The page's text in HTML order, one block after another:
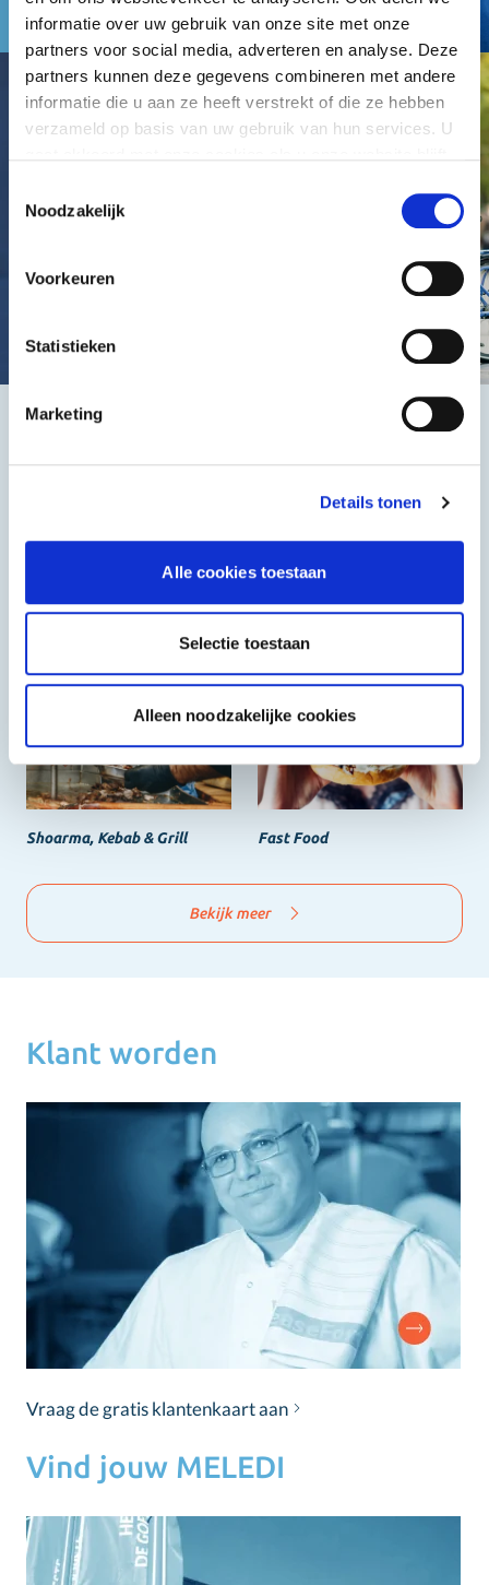
informatie over uw gebruik van onze site met onze
partners voor social media, adverteren en analyse. Deze
partners kunnen deze gegevens combineren met andere
informatie die u aan ze heeft verstrekt of die ze hebben
verzameld op basis van uw gebruik van hun services. U
Noodzakelijk
Voorkeuren
Statistieken
Marketing
Details tonen
Alle cookies toestaan
Selectie toestaan
Alleen noodzakelijke cookies
Grieks & Italiaans
Shoarma, Kebab & Grill Fast Food
Bekijk meer
Klant worden
Vraag de gratis klantenkaart aan
Vind jouw MELEDI